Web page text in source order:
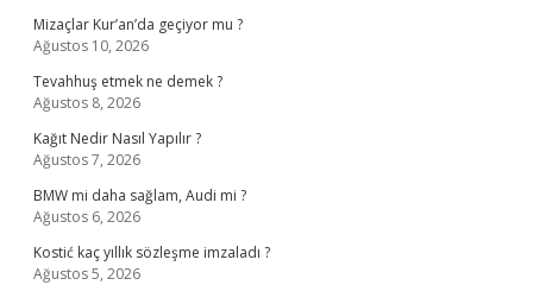
Mizaçlar Kur’an’da geçiyor mu ?
Ağustos 10, 2026
Tevahhuş etmek ne demek ?
Ağustos 8, 2026
Kağıt Nedir Nasıl Yapılır ?
Ağustos 7, 2026
BMW mi daha sağlam, Audi mi ?
Ağustos 6, 2026
Kostić kaç yıllık sözleşme imzaladı ?
Ağustos 5, 2026